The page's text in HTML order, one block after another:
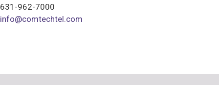
631-962-7000
info@comtechtel.com